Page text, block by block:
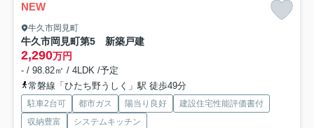
NEW
牛久市岡見町
牛久市岡見町第5 新築戸建
2,290万円
- / 98.82㎡ / 4LDK /予定
常磐線「ひたち野うしく」駅 徒歩49分
駐車2台可 都市ガス 陽当り良好
建設住宅性能評価書付
収納豊富
システムキッチン